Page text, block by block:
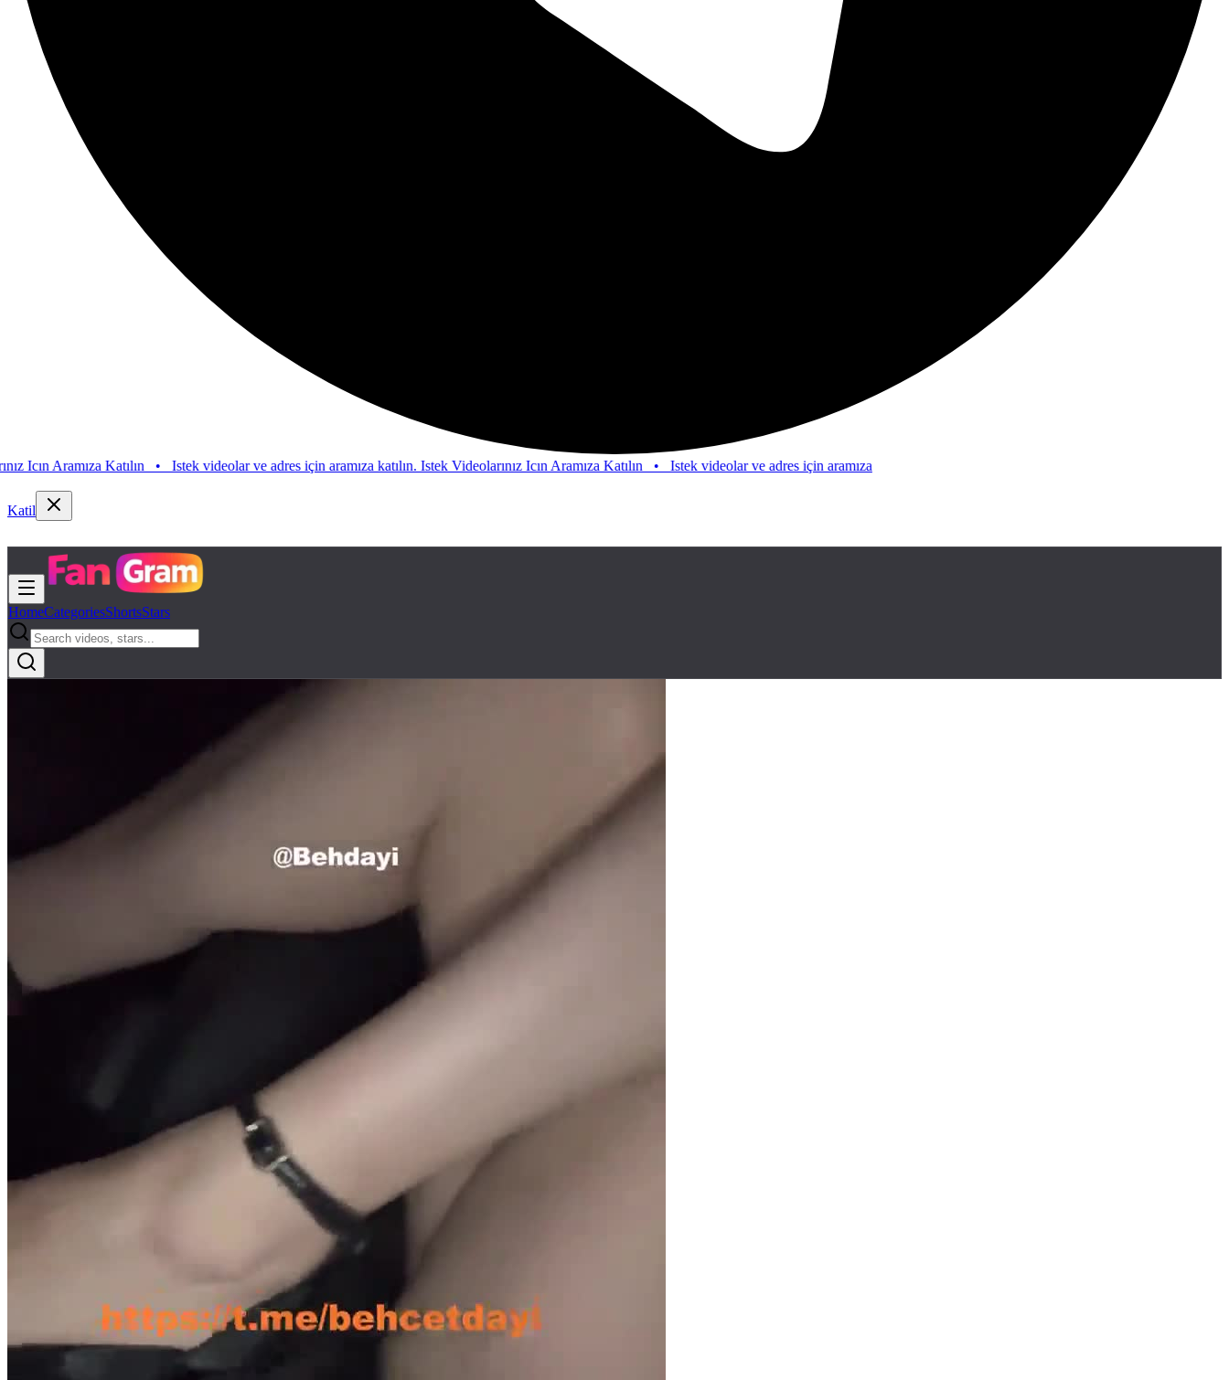
Katılın•Istek videolar ve adres için aramıza katılın. Istek Videolarınız Icın Aramıza Katılın•Istek videolar ve adres için aramıza
Katil
HomeCategoriesShortsStars